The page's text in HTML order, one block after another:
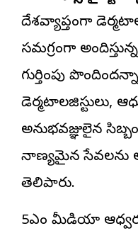
దేశవ్యాప్తంగా
సమగ్రంగా
గుర్తింపు
డెర్మటాలజిస్టులు,
అనుభవజ్ఞులైన
నాణ్యమైన సేవలను
తెలిపారు.
5ఎం మీడియా